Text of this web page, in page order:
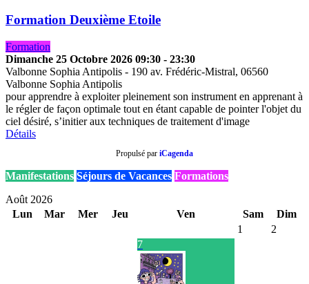
Formation Deuxième Etoile
Formation
Dimanche 25 Octobre 2026 09:30 - 23:30
Valbonne Sophia Antipolis - 190 av. Frédéric-Mistral, 06560
Valbonne Sophia Antipolis
pour apprendre à exploiter pleinement son instrument en apprenant à
le régler de façon optimale tout en étant capable de pointer l'objet du
ciel désiré, s’initier aux techniques de traitement d'image
Détails
Propulsé par iCagenda
Manifestations Séjours de Vacances Formations
Août 2026
Lun
Mar Mer Jeu Ven Sam
Dim
1
2
7